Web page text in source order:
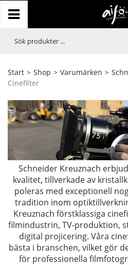
Start > Shop > Varumärken >
Cinefilter
Schneider Kreuznach
kvalitet, tillverkade av
poleras med exceptionell
tradition inom
Kreuznach förstklassiga
filmindustrin, TV-produktion,
digital projicering. Våra
bästa i branschen, vilket gör
för professionella